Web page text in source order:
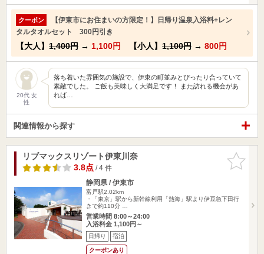
クーポン
【伊東市にお住まいの方限定！】日帰り温泉入浴料+レン
タルタオルセット 300円引き
【大人】 1,400円 → 1,100円 【小人】 1,100円 → 800円
20代 女
性
落ち着いた雰囲気の施設で、伊東の町並みとぴったり合っていて
素敵でした。 ご飯も美味しく大満足です！ また訪れる機会があ
れば…
関連情報から探す
お気に入
りに追加
リブマックスリゾート伊東川奈
3.8点/ 4 件
静岡県 / 伊東市
富戸駅2.02km
・「東京」駅から新幹線利用「熱海」駅より伊豆急下田行
きで約110分 …
営業時間 8:00～24:00
入浴料金 1,100円～
日帰り 宿泊
クーポンあり